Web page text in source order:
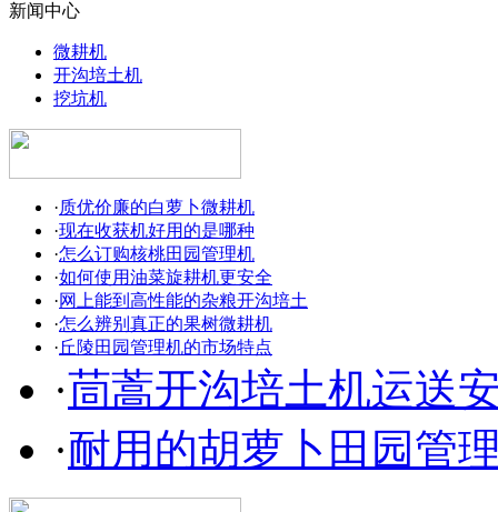
新闻中心
微耕机
开沟培土机
挖坑机
·质优价廉的白萝卜微耕机
·现在收获机好用的是哪种
·怎么订购核桃田园管理机
·如何使用油菜旋耕机更安全
·网上能到高性能的杂粮开沟培土
·怎么辨别真正的果树微耕机
· 丘陵田园管理机的市场特点
·茼蒿开沟培土机运送
·耐用的胡萝卜田园管